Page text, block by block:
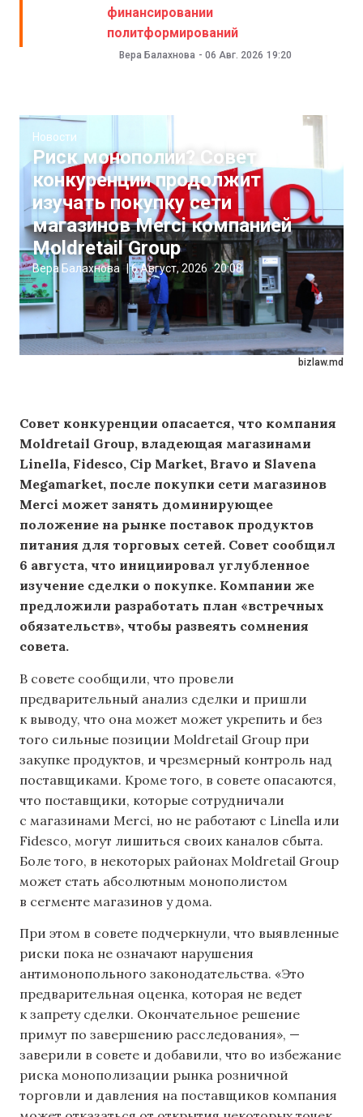
финансировании
политформирований
Вера Балахнова - 06 Авг. 2026 19:20
bizlaw.md
Новости
Риск монополии? Совет
конкуренции продолжит
изучать покупку сети
магазинов Merci компанией
Moldretail Group
Вера Балахнова | 6 Август, 2026 20:08
Совет конкуренции опасается, что компания
Moldretail Group, владеющая магазинами
Linella, Fidesco, Cip Market, Bravo и Slavena
Megamarket, после покупки сети магазинов
Merci может занять доминирующее
положение на рынке поставок продуктов
питания для торговых сетей. Совет сообщил
6 августа, что инициировал углубленное
изучение сделки о покупке. Компании же
предложили разработать план «встречных
обязательств», чтобы развеять сомнения
совета.
В совете сообщили, что провели
предварительный анализ сделки и пришли
к выводу, что она может может укрепить и без
того сильные позиции Moldretail Group при
закупке продуктов, и чрезмерный контроль над
поставщиками. Кроме того, в совете опасаются,
что поставщики, которые сотрудничали
с магазинами Merci, но не работают с Linella или
Fidesco, могут лишиться своих каналов сбыта.
Боле того, в некоторых районах Moldretail Group
может стать абсолютным монополистом
в сегменте магазинов у дома.
При этом в совете подчеркнули, что выявленные
риски пока не означают нарушения
антимонопольного законодательства. «Это
предварительная оценка, которая не ведет
к запрету сделки. Окончательное решение
примут по завершению расследования», —
заверили в совете и добавили, что во избежание
риска монополизации рынка розничной
торговли и давления на поставщиков компания